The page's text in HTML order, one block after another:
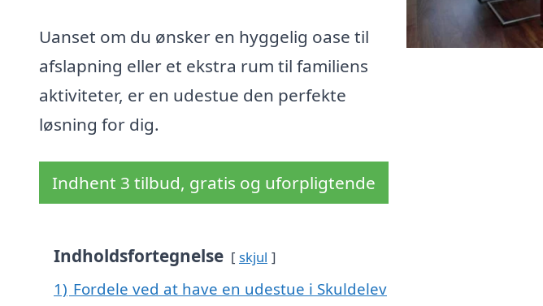
Uanset om du ønsker en hyggelig oase til
afslapning eller et ekstra rum til familiens
aktiviteter, er en udestue den perfekte
løsning for dig.
Indhent 3 tilbud, gratis og uforpligtende
Indholdsfortegnelse skjul
1) Fordele ved at have en udestue i Skuldelev